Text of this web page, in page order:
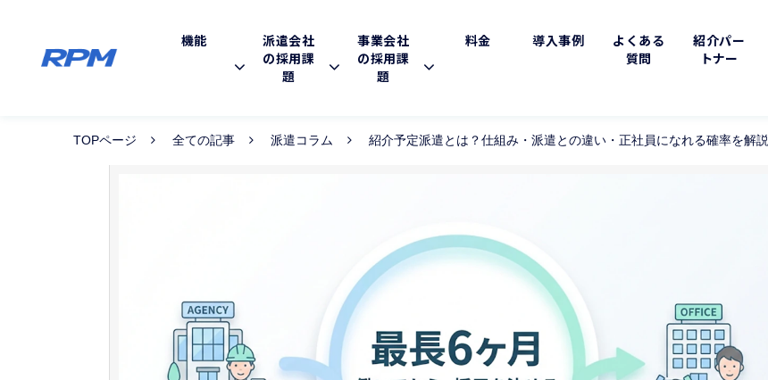
機能
派遣会社
の採用課
題
事業会社
の採用課
題
料金 導入事例
よくある
質問
紹介パー
トナー
TOPページ 全ての記事 派遣コラム 紹介予定派遣とは？仕組み・派遣との違い・正社員になれる確率を解説